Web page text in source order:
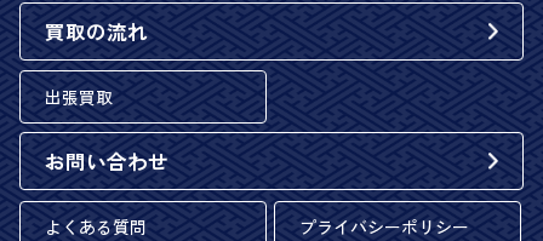
買取の流れ
出張買取
お問い合わせ
よくある質問 プライバシーポリシー